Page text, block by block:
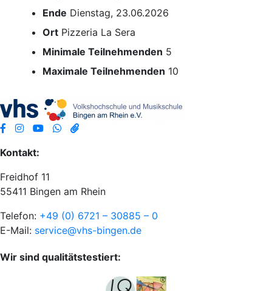
Ende Dienstag, 23.06.2026
Ort Pizzeria La Sera
Minimale Teilnehmenden 5
Maximale Teilnehmenden 10
Kontakt:
Freidhof 11
55411 Bingen am Rhein
Telefon: +49 (0) 6721 – 30885 – 0
E-Mail: service@vhs-bingen.de
Wir sind qualitätstestiert: